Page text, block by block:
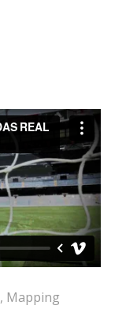
, Mapping